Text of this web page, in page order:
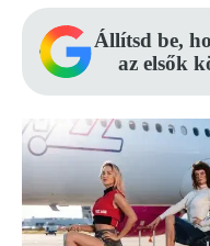
Állítsd be,
az elsők